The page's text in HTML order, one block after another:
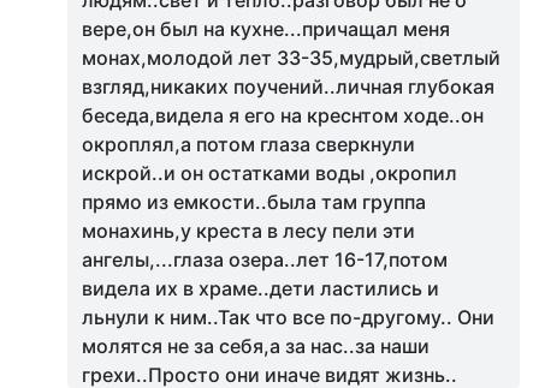
вере,он был на кухне...причащал меня
монах,молодой лет 33-35,мудрый,светлый
взгляд,никаких поучений..личная глубокая
беседа,видела я его на креснтом ходе..он
окроплял,а потом глаза сверкнули
искрой..и он остатками воды ,окропил
прямо из емкости..была там группа
монахинь,у креста в лесу пели эти
ангелы,...глаза озера..лет 16-17,потом
видела их в храме..дети ластились и
льнули к ним..Так что все по-другому.. Они
молятся не за себя,а за нас..за наши
грехи..Просто они иначе видят жизнь..